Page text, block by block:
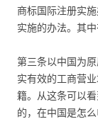
商标国际注册实
实施的办法。其中
第三条以中国为
实有效的工商营
籍。从这条可以
的，在中国是怎